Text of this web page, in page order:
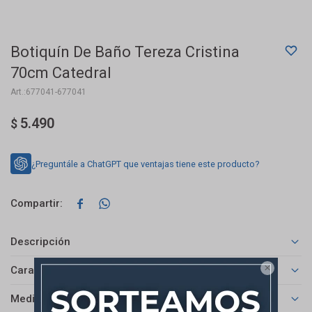

Botiquín De Baño Tereza Cristina
70cm Catedral
677041-677041
$ 5.490
¿Preguntále a ChatGPT que ventajas tiene este producto?
 
Descripción
Características
Medios de pago